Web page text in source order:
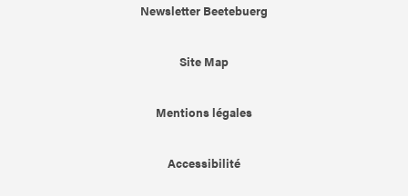
Newsletter Beetebuerg
Site Map
Mentions légales
Accessibilité